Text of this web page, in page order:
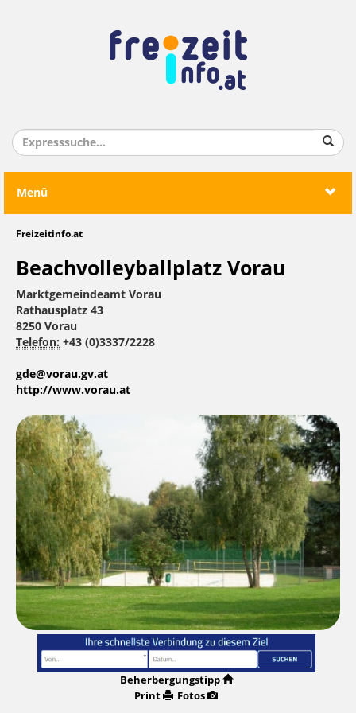
Menü
Freizeitinfo.at
Beachvolleyballplatz Vorau
Marktgemeindeamt Vorau
Rathausplatz 43
8250 Vorau
Telefon: +43 (0)3337/2228
gde@vorau.gv.at
http://www.vorau.at
Beherbergungstipp
Print
Fotos